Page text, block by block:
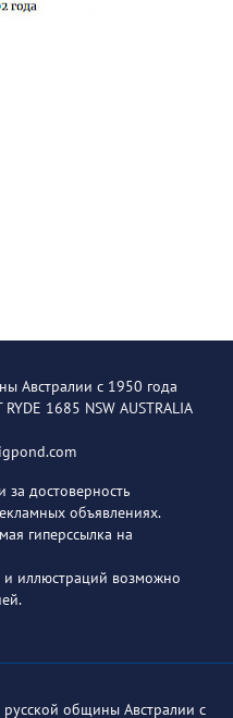
Австралии с 1950 года
1685 NSW AUSTRALIA
за достоверность
объявлениях.
гиперссылка на
иллюстраций возможно
общины Австралии с